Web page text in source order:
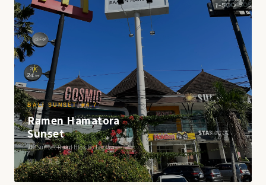
BALI SUNSET ★4.7
Ramen Hamatora
Sunset
Jl. Sunset Road Blok B, Legian
詳しく見る →